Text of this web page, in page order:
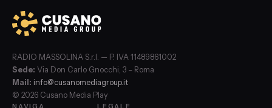
RADIO MASSOLINA S.r.l. — P. IVA 11489861002
Sede: Via Don Carlo Gnocchi, 3 – Roma
Mail: info@cusanomediagroup.it
© 2026 Cusano Media Play
NAVIGA LEGALE